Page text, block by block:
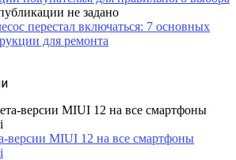
перестал включаться: 7 основных
для ремонта
версии MIUI 12 на все смартфоны